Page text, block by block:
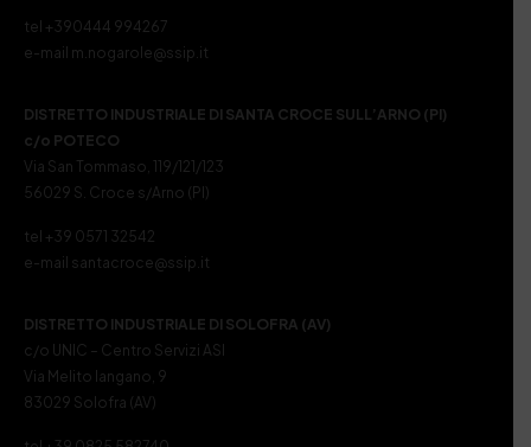
tel +390444 994267
e-mail m.nogarole@ssip.it
DISTRETTO INDUSTRIALE DI SANTA CROCE SULL’ARNO (PI)
c/o POTECO
Via San Tommaso, 119/121/123
56029 S. Croce s/Arno (PI)
tel +39 0571 32542
e-mail santacroce@ssip.it
DISTRETTO INDUSTRIALE DI SOLOFRA (AV)
c/o UNIC – Centro Servizi ASI
Via Melito Iangano, 9
83029 Solofra (AV)